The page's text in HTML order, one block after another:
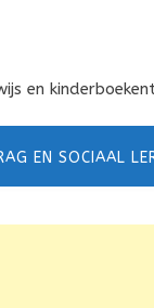
en
EN SOCIAAL